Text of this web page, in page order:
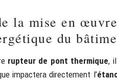
la mise en
du
rupteur de pont thermique,
impactera directement l’